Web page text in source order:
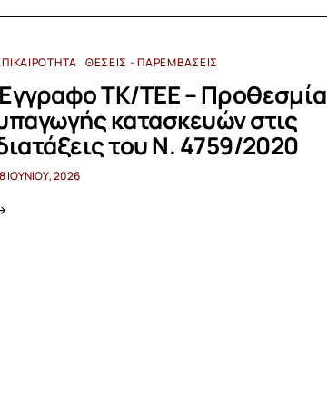
ΘΈΣΕΙΣ - ΠΑΡΕΜΒΆΣΕΙΣ
ΤΚ/ΤΕΕ – Προθεσμία
κατασκευών στις
του Ν. 4759/2020
ΙΟΥΝΊΟΥ, 2026